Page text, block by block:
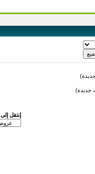
جديدة)
إنتقل إلى